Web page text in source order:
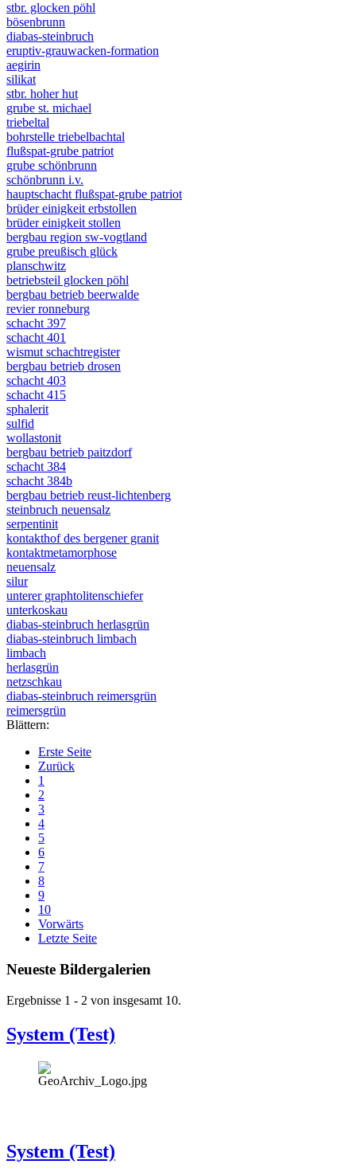
stbr. glocken pöhl
bösenbrunn
diabas-steinbruch
eruptiv-grauwacken-formation
aegirin
silikat
stbr. hoher hut
grube st. michael
triebeltal
bohrstelle triebelbachtal
flußspat-grube patriot
grube schönbrunn
schönbrunn i.v.
hauptschacht flußspat-grube patriot
brüder einigkeit erbstollen
brüder einigkeit stollen
bergbau region sw-vogtland
grube preußisch glück
planschwitz
betriebsteil glocken pöhl
bergbau betrieb beerwalde
revier ronneburg
schacht 397
schacht 401
wismut schachtregister
bergbau betrieb drosen
schacht 403
schacht 415
sphalerit
sulfid
wollastonit
bergbau betrieb paitzdorf
schacht 384
schacht 384b
bergbau betrieb reust-lichtenberg
steinbruch neuensalz
serpentinit
kontakthof des bergener granit
kontaktmetamorphose
neuensalz
silur
unterer graphtolitenschiefer
unterkoskau
diabas-steinbruch herlasgrün
diabas-steinbruch limbach
limbach
herlasgrün
netzschkau
diabas-steinbruch reimersgrün
reimersgrün
Blättern:
Erste Seite
Zurück
1
2
3
4
5
6
7
8
9
10
Vorwärts
Letzte Seite
Neueste Bildergalerien
Ergebnisse 1 - 2 von insgesamt 10.
System (Test)
System (Test)